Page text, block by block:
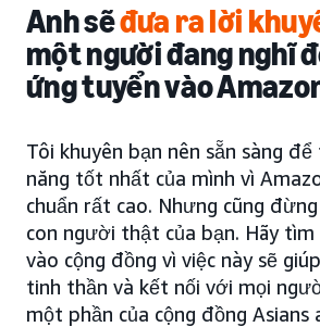
Anh sẽđưa ra lời
một người đang nghĩ
ứng tuyển vào
Tôi khuyên bạn nên sẵn sàng
năng tốt nhất của mình vì
chuẩn rất cao. Nhưng cũng
con người thật của bạn. Hãy tìm
vào cộng đồng vì việc này sẽ
tinh thần và kết nối với mọi
một phần của cộng đồng Asians